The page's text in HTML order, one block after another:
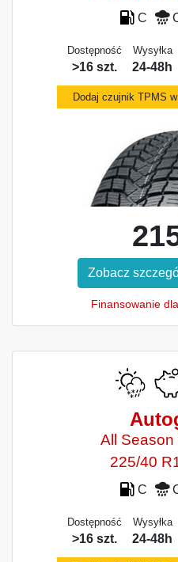
C
Dostępność
>16 szt.
Wysyłka
24-48h
Dodaj czujnik TPMS
Zobacz
Finansowanie
All Season
225/40
C
Dostępność
>16 szt.
Wysyłka
24-48h